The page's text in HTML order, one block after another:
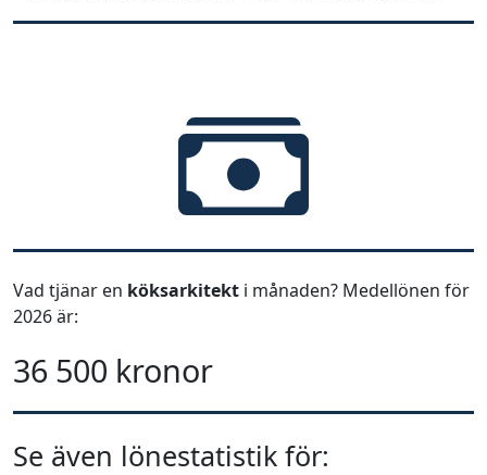
Vad tjänar en köksarkitekt i månaden? Medellönen för
2026 är:
36 500 kronor
Se även lönestatistik för: